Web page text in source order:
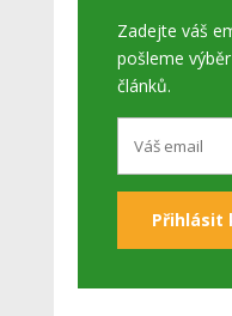
Zadejte váš
pošleme
článků.